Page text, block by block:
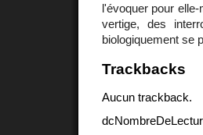
l'évoquer pour
vertige, des
biologiquement se
Trackbacks
Aucun trackback.